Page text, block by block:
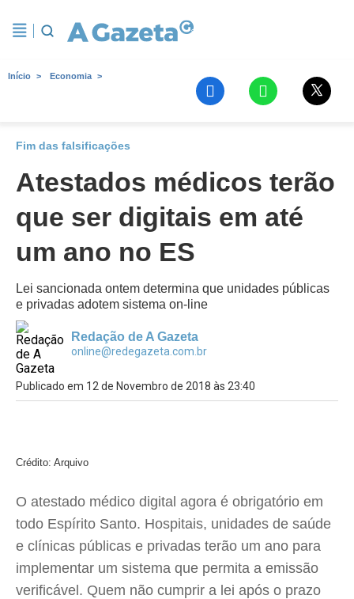
Início Economia
Fim das falsificações
Atestados médicos terão
que ser digitais em até
um ano no ES
Lei sancionada ontem determina que unidades públicas
e privadas adotem sistema on-line
Redação de A Gazeta
online@redegazeta.com.br
Publicado em 12 de Novembro de 2018 às 23:40
Crédito: Arquivo
O atestado médico digital agora é obrigatório em
todo Espírito Santo. Hospitais, unidades de saúde
e clínicas públicas e privadas terão um ano para
implementar um sistema que permita a emissão
verificável. Quem não cumprir a lei após o prazo